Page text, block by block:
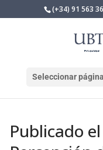
(+34) 91 563
Seleccionar página
Publicado